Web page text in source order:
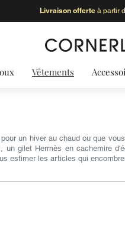
Livraison offerteà partir
Vêtements
un hiver au chaud ou que
un gilet Hermès en cachemire
estimer les articles qui